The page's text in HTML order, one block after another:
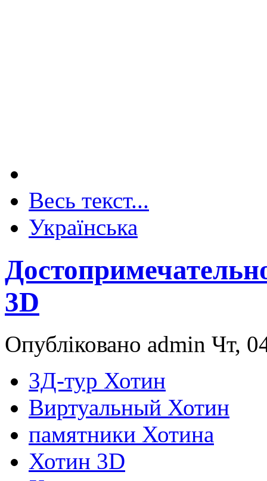
Весь текст...
Українська
3D
Опубліковано admin Чт,
3Д-тур Хотин
Виртуальный Хотин
памятники Хотина
Хотин 3D